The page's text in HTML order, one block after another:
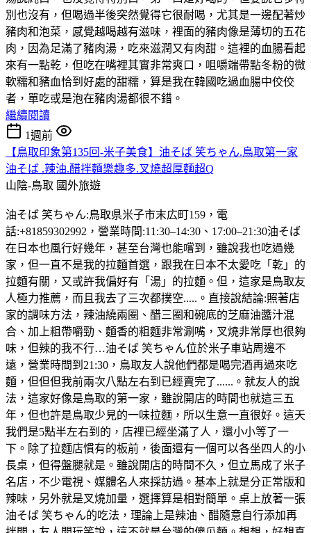
別也沒有，但喝過半後突然覺得它很耐喝，尤其是一邊配著炒
豬肉和泡菜，感覺越喝越有滋味，裡面的豬肉像是薄切的五花
肉，因為足滿了豬肉湯，吃來滋潤又有肉甜。這裡的血腸看起
來有一點乾，但吃在嘴裡其實非常爽口，咀嚼端帶點冬粉的微
軟糯和豬血恰到好處的甜糯，算是我在韓國吃過血腸中佼佼
者，單吃或是泡在豬肉湯都很不錯。
繼續閱讀
1週前
【鳥取印象第135回-米子美食】油そば 笑ちゃん.鳥取第一家
油そば .辣油.醋拌麵樂趣多.叉燒超厚麵超Q
山陰-鳥取 國外旅遊
油そば 笑ちゃん:鳥取県米子市末広町159，電
話:+81859302992，營業時間:11:30–14:30、17:00–21:30油そば
在日本也風行好幾年，甚至台灣也能嚐到，雖說我也吃過幾
家，但一直不是我的拉麵首選，跟我在日本不太愛吃「乾」的
拉麵有關，又或許我偏好有「湯」的拉麵。但，這家是鳥取友
人極力推薦，而且我去了三次都撲空.....。直接說結論:照著店
家的調味方法，辣油繞兩圈、醋三圈和碗底的芝麻油醬汁混
合、加上粗帶嚼勁、麵香的粗麵非常涮嘴，叉燒非常厚也很夠
味，但辣的我不行…油そば 笑ちゃん位於米子車站周邊不
遠，營業時間到21:30，鳥取友人說他們都是喝完酒再過來吃
麵，但但但我前兩次八點左右到已經賣完了......。就友人的說
法，這家好像是鳥取的第一家，雖說開店的時間也就這三五
年，但也許是鳥取少見的一味拉麵，所以生意一直很好。這天
我們是5點半左右到的，店裡已經坐滿了人，還小小等了一
下。除了拉麵店慣有的板前，後面還有一個可以各坐四人的小
長桌，但得盤腿就是。雖說開店的時間不久，但立馬成了米子
名店，不少電視、媒體名人來採訪過。基本上就是分正常版和
辣味，另外就是叉燒加量，選擇算是相對簡單。桌上放著一張
油そば 笑ちゃん的吃法，理論上是辣油、醋隨意自行添加再